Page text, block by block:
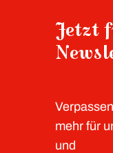
Jetzt
mehr für
und